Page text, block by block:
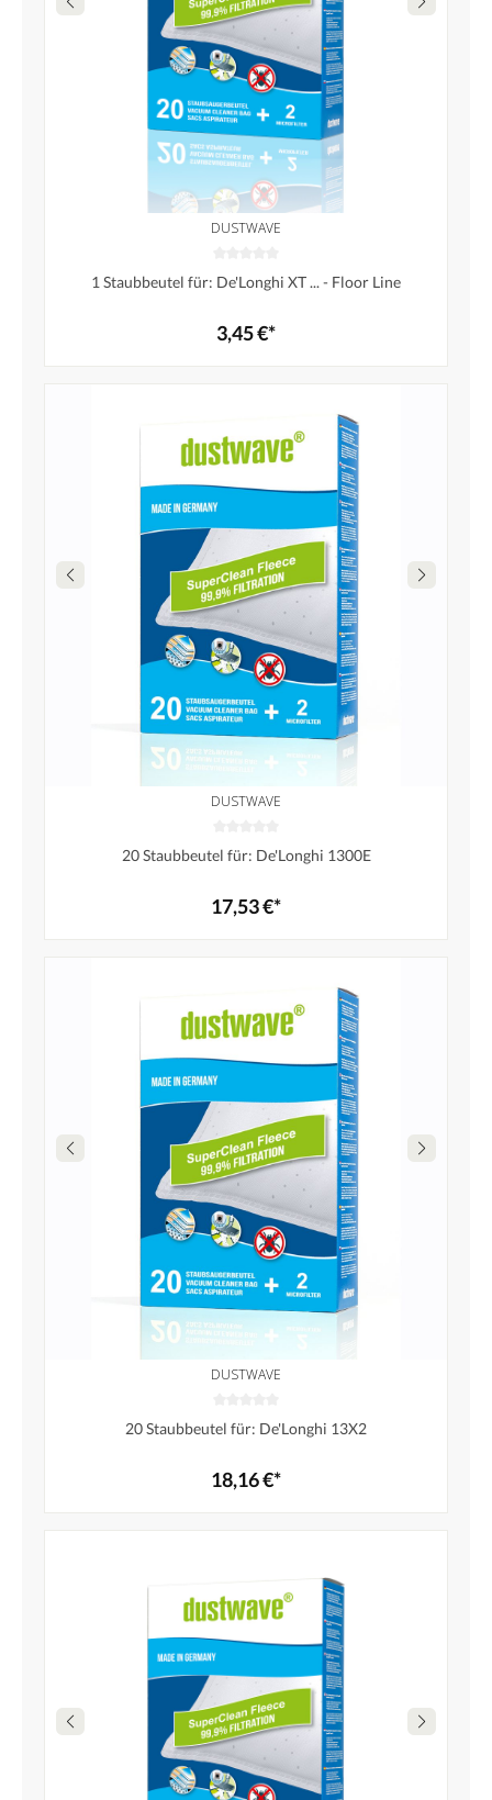
DUSTWAVE
1 Staubbeutel für: De'Longhi XT ... - Floor Line
3,45 €*
DUSTWAVE
20 Staubbeutel für: De'Longhi 1300E
17,53 €*
DUSTWAVE
20 Staubbeutel für: De'Longhi 13X2
18,16 €*